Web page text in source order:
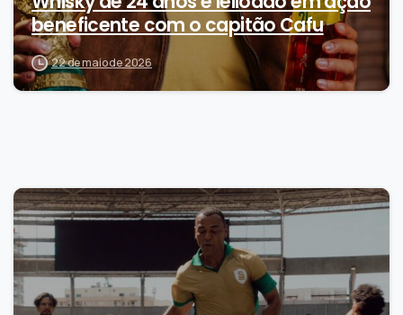
beneficente com o capitão Cafu
22 de maio de 2026